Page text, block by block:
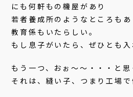
にも何軒もの機屋があり
若者養成所のようなところも
教育係もいたらしい。
もし息子がいたら、ぜひとも入
もう一つ、おぉ〜〜・・・と思
それは、縫い子、つまり工場で